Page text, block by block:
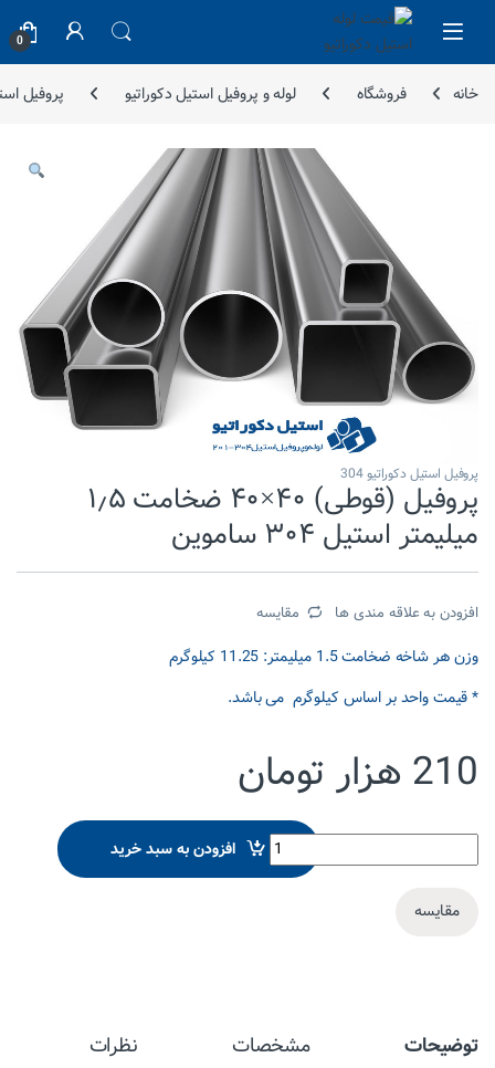
Skip to navigation
Skip to content
0
خانه فروشگاه لوله و پروفیل استیل دکوراتیو پروفیل
پروفیل استیل دکوراتیو 304
پروفیل (قوطی) ۴۰×۴۰ ضخامت ۱٫۵
میلیمتر استیل ۳۰۴ ساموین
افزودن به علاقه مندی ها مقایسه
وزن هر شاخه ضخامت 1.5 میلیمتر: 11.25 کیلوگرم
* قیمت واحد بر اساس کیلوگرم می باشد.
210 هزار تومان
پروفیل (قوطی) 40x40 ضخامت 1.5 میلیمتر استیل 304 ساموین quantity افزودن به سبد خرید
مقایسه
توضیحات مشخصات نظرات